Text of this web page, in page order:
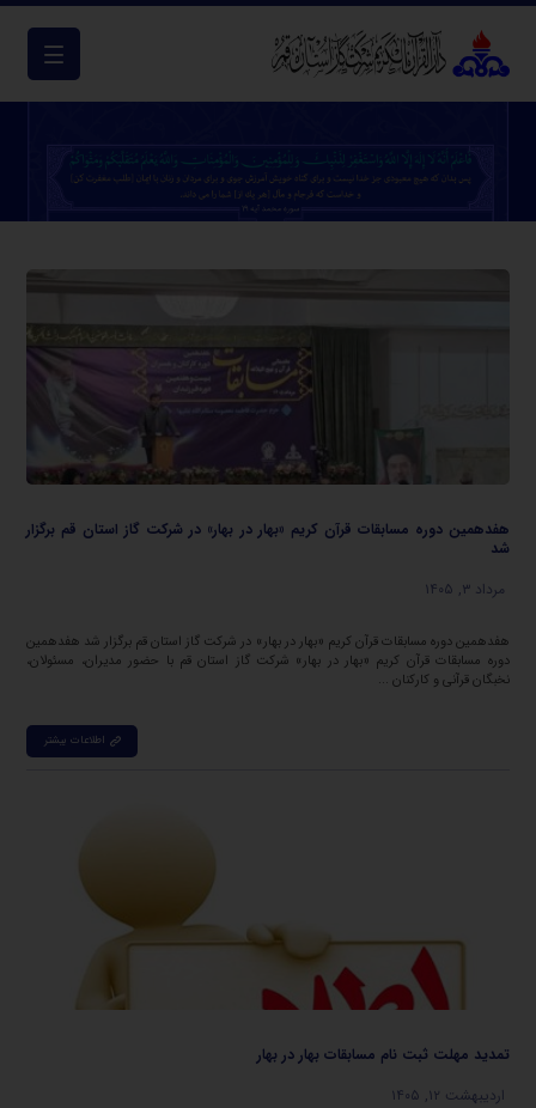
هفدهمین دوره مسابقات قرآن کریم «بهار در بهار» در شرکت گاز استان قم برگزار
شد
مرداد ۳, ۱۴۰۵
هفدهمین دوره مسابقات قرآن کریم «بهار در بهار» در شرکت گاز استان قم برگزار شد هفدهمین
دوره مسابقات قرآن کریم «بهار در بهار» شرکت گاز استان قم با حضور مدیران، مسئولان،
نخبگان قرآنی و کارکنان ...
اطلاعات بیشتر
تمدید مهلت ثبت نام مسابقات بهار در بهار
اردیبهشت ۱۲, ۱۴۰۵